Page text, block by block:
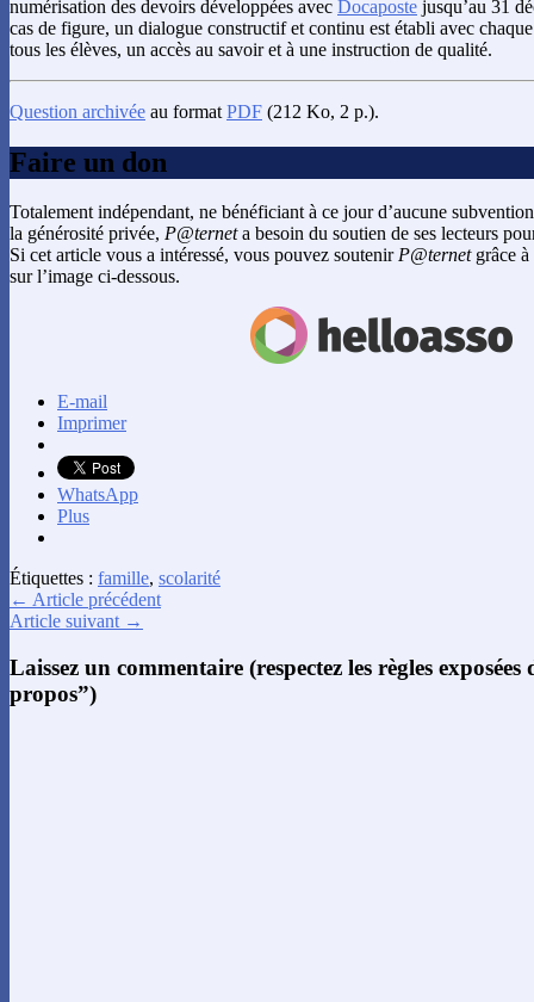
numérisation des devoirs développées avec Docaposte jusqu’au 31
cas de figure, un dialogue constructif et continu est établi avec
tous les élèves, un accès au savoir et à une instruction de qualité.
Question archivée au format PDF (212 Ko, 2 p.).
Faire un don
Totalement indépendant, ne bénéficiant à ce jour d’aucune
la générosité privée, P@terneta besoin du soutien de ses lecteurs
Si cet article vous a intéressé, vous pouvez soutenirP@ternetgrâce à
sur l’image ci-dessous.
E-mail
Imprimer
WhatsApp
Plus
Étiquettes : famille, scolarité
← Article précédent
Article suivant →
Laissez un commentaire (respectez les règles
propos”)